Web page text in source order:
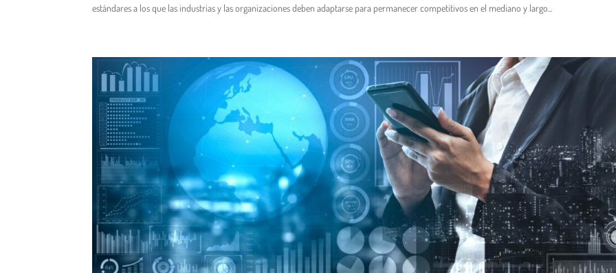
estándares a los que las industrias y las organizaciones deben adaptarse para permanecer competitivos en el mediano y largo...